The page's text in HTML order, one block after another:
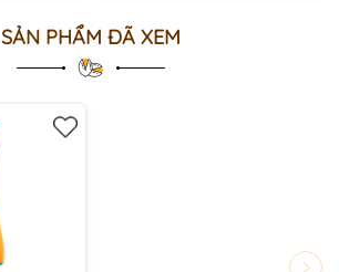
SẢN PHẨM ĐÃ XEM